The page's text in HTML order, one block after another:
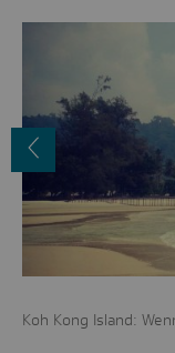
Vorheriges
Koh Kong Island: